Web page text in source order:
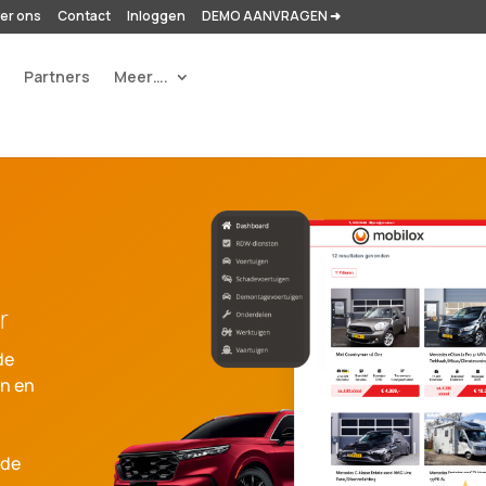
ons Contact Inloggen DEMO AANVRAGEN ➜
Partners Meer….
en